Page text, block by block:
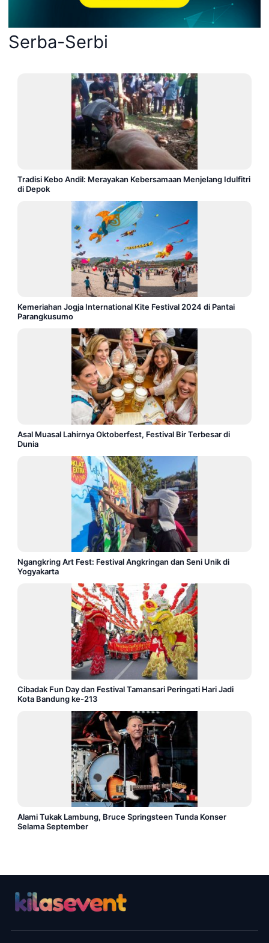
Serba-Serbi
Tradisi Kebo Andil: Merayakan Kebersamaan Menjelang Idulfitri
di Depok
Kemeriahan Jogja International Kite Festival 2024 di Pantai
Parangkusumo
Asal Muasal Lahirnya Oktoberfest, Festival Bir Terbesar di
Dunia
Ngangkring Art Fest: Festival Angkringan dan Seni Unik di
Yogyakarta
Cibadak Fun Day dan Festival Tamansari Peringati Hari Jadi
Kota Bandung ke-213
Alami Tukak Lambung, Bruce Springsteen Tunda Konser
Selama September